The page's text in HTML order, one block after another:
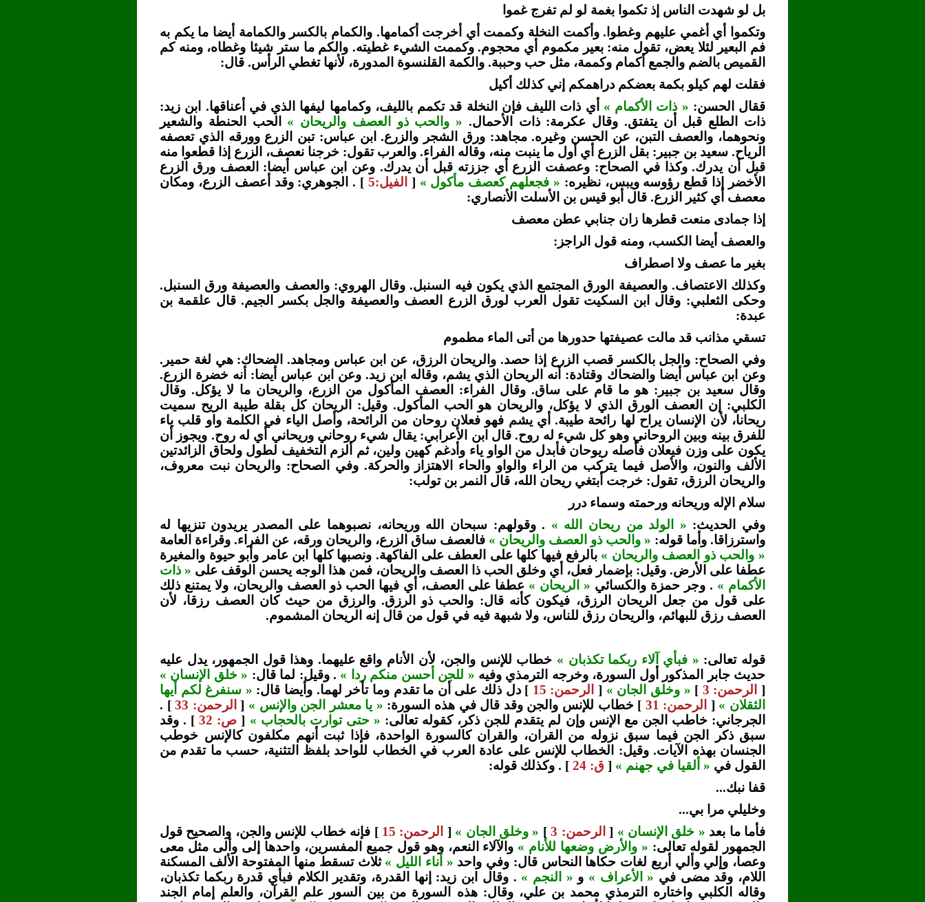
بل لو شهدت الناس إذ تكموا بغمة لو لم تفرج غموا
وتكموا أي أغمي عليهم وغطوا. وأكمت النخلة وكممت أي أخرجت أكمامها. والكمام بالكسر والكمامة أيضا ما يكم به
فم البعير لئلا يعض، تقول منه: بعير مكموم أي محجوم. وكممت الشيء غطيته. والكم ما ستر شيئا وغطاه، ومنه كم
القميص بالضم والجمع أكمام وكممة، مثل حب وحببة. والكمة القلنسوة المدورة، لأنها تغطي الرأس. قال:
فقلت لهم كيلو بكمة بعضكم دراهمكم إني كذلك أكيل
ققال الحسن: « ذات الأكمام » أي ذات الليف فإن النخلة قد تكمم بالليف، وكمامها ليفها الذي في أعناقها. ابن زيد:
ذات الطلع قبل أن يتفتق. وقال عكرمة: ذات الأحمال. « والحب ذو العصف والريحان » الحب الحنطة والشعير
ونحوهما، والعصف التبن، عن الحسن وغيره. مجاهد: ورق الشجر والزرع. ابن عباس: تبن الزرع وورقه الذي تعصفه
الرياح. سعيد بن جبير: بقل الزرع أي أول ما ينبت منه، وقاله الفراء. والعرب تقول: خرجنا نعصف، الزرع إذا قطعوا منه
قبل أن يدرك. وكذا في الصحاح: وعصفت الزرع أي جززته قبل أن يدرك. وعن ابن عباس أيضا: العصف ورق الزرع
الأخضر إذا قطع رؤوسه ويبس، نظيره: « فجعلهم كعصف مأكول » [ الفيل:5
] . الجوهري: وقد أعصف الزرع، ومكان
معصف أي كثير الزرع. قال أبو قيس بن الأسلت الأنصاري:
إذا جمادى منعت قطرها زان جنابي عطن معصف
والعصف أيضا الكسب، ومنه قول الراجز:
بغير ما عصف ولا اصطراف
وكذلك الاعتصاف. والعصيفة الورق المجتمع الذي يكون فيه السنبل. وقال الهروي: والعصف والعصيفة ورق السنبل.
وحكى الثعلبي: وقال ابن السكيت تقول العرب لورق الزرع العصف والعصيفة والجل بكسر الجيم. قال علقمة بن
عبدة:
تسقي مذانب قد مالت عصيفتها حدورها من أتى الماء مطموم
وفي الصحاح: والجل بالكسر قصب الزرع إذا حصد. والريحان الرزق، عن ابن عباس ومجاهد. الضحاك: هي لغة حمير.
وعن ابن عباس أيضا والضحاك وقتادة: أنه الريحان الذي يشم، وقاله ابن زيد. وعن ابن عباس أيضا: أنه خضرة الزرع.
وقال سعيد بن جبير: هو ما قام على ساق. وقال الفراء: العصف المأكول من الزرع، والريحان ما لا يؤكل. وقال
الكلبي: إن العصف الورق الذي لا يؤكل، والريحان هو الحب المأكول. وقيل: الريحان كل بقلة طيبة الريح سميت
ريحانا، لأن الإنسان يراح لها رائحة طيبة. أي يشم فهو فعلان روحان من الرائحة، وأصل الياء في الكلمة واو قلب ياء
للفرق بينه وبين الروحاني وهو كل شيء له روح. قال ابن الأعرابي: يقال شيء روحاني وريحاني أي له روح. ويجوز أن
يكون على وزن فيعلان فأصله ريوحان فأبدل من الواو ياء وأدغم كهين ولين، ثم ألزم التخفيف لطول ولحاق الزائدتين
الألف والنون، والأصل فيما يتركب من الراء والواو والحاء الاهتزاز والحركة. وفي الصحاح: والريحان نبت معروف،
والريحان الرزق، تقول: خرجت أبتغي ريحان الله، قال النمر بن تولب:
سلام الإله وريحانه ورحمته وسماء درر
وفي الحديث: « الولد من ريحان الله » . وقولهم: سبحان الله وريحانه، نصبوهما على المصدر يريدون تنزيها له
واسترزاقا. وأما قوله: « والحب ذو العصف والريحان » فالعصف ساق الزرع، والريحان ورقه، عن الفراء. وقراءة العامة
« والحب ذو العصف والريحان » بالرفع فيها كلها على العطف على الفاكهة. ونصبها كلها ابن عامر وأبو حيوة والمغيرة
عطفا على الأرض. وقيل: بإضمار فعل، أي وخلق الحب ذا العصف والريحان، فمن هذا الوجه يحسن الوقف على « ذات
الأكمام » . وجر حمزة والكسائي « الريحان » عطفا على العصف، أي فيها الحب ذو العصف والريحان، ولا يمتنع ذلك
على قول من جعل الريحان الرزق، فيكون كأنه قال: والحب ذو الرزق. والرزق من حيث كان العصف رزقا، لأن
العصف رزق للبهائم، والريحان رزق للناس، ولا شبهة فيه في قول من قال إنه الريحان المشموم.
قوله تعالى: « فبأي آلاء ربكما تكذبان » خطاب للإنس والجن، لأن الأنام واقع عليهما. وهذا قول الجمهور، يدل عليه
حديث جابر المذكور أول السورة، وخرجه الترمذي وفيه « للجن أحسن منكم ردا » . وقيل: لما قال: « خلق الإنسان »
[الرحمن: 3 ] « وخلق الجان » [الرحمن: 15 ] دل ذلك على أن ما تقدم وما تأخر لهما. وأيضا قال: « سنفرغ لكم أيها
الثقلان » [ الرحمن: 31 ] خطاب للإنس والجن وقد قال في هذه السورة: « يا معشر الجن والإنس » [الرحمن: 33
] .
الجرجاني: خاطب الجن مع الإنس وإن لم يتقدم للجن ذكر، كقوله تعالى: « حتى توارت بالحجاب » [ص: 32
] . وقد
سبق ذكر الجن فيما سبق نزوله من القران، والقران كالسورة الواحدة، فإذا ثبت أنهم مكلفون كالإنس خوطب
الجنسان بهذه الآيات. وقيل: الخطاب للإنس على عادة العرب في الخطاب للواحد بلفظ التثنية، حسب ما تقدم من
القول في « ألقيا في جهنم » [ ق: 24
] . وكذلك قوله:
قفا نبك...
وخليلي مرا بي...
فأما ما بعد « خلق الإنسان » [الرحمن: 3 ] « وخلق الجان » [ الرحمن: 15
] فإنه خطاب للإنس والجن، والصحيح قول
الجمهور لقوله تعالى: « والأرض وضعها للأنام » والآلاء النعم، وهو قول جميع المفسرين، واحدها إلى وألى مثل معى
وعصا، وإلي وألي أربع لغات حكاها النحاس قال: وفي واحد « أناء الليل » ثلاث تسقط منها المفتوحة الألف المسكنة
اللام، وقد مضى في « الأعراف » و « النجم » . وقال ابن زيد: إنها القدرة، وتقدير الكلام فبأي قدرة ربكما تكذبان،
وقاله الكلبي واختاره الترمذي محمد بن علي، وقال: هذه السورة من بين السور علم القرآن، والعلم إمام الجند